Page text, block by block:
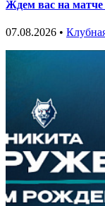
Ждем вас на матче
07.08.2026 •